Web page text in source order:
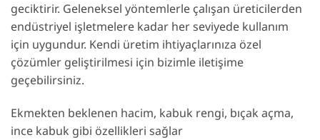
geciktirir. Geleneksel yöntemlerle çalışan üreticilerden
endüstriyel işletmelere kadar her seviyede kullanım
için uygundur. Kendi üretim ihtiyaçlarınıza özel
çözümler geliştirilmesi için bizimle iletişime
geçebilirsiniz.
Ekmekten beklenen hacim, kabuk rengi, bıçak açma,
ince kabuk gibi özellikleri sağlar